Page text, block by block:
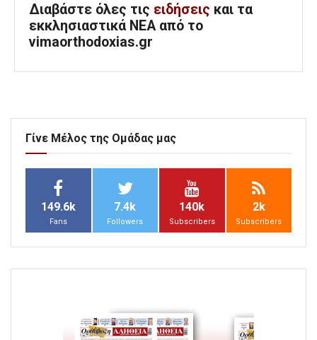
Διαβάστε όλες τις ειδήσεις και τα
εκκλησιαστικά ΝΕΑ από το
vimaorthodoxias.gr
Γίνε Μέλος της Ομάδας μας
149.6k
Fans
7.4k
Followers
140k
Subscribers
2k
Subscribers